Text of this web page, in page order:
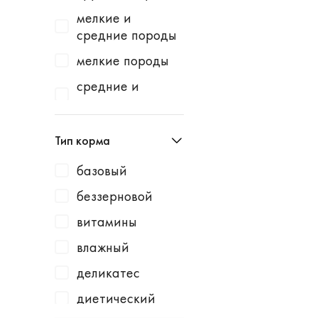
Homefish
Milbemax
Monge
N1
Neoterica
Organic Choice
Orijen
водоросли
говядина
говядина /
картофель
говядина /
клюква
курица
говядина /
малина
говядина /
мелкие и
средние породы
мелкие породы
средние и
Тип корма
базовый
беззерновой
витамины
влажный
деликатес
диетический